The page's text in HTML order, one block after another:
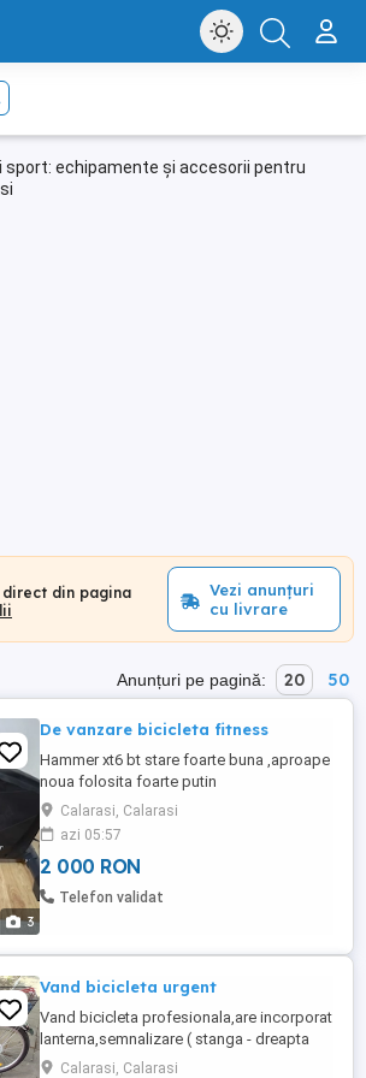
sport: echipamente și accesorii pentru
direct din pagina
Vezi anunțuri
cu livrare
Anunțuri pe pagină: 20 50
3
De vanzare bicicleta fitness
Hammer xt6 bt stare foarte buna ,aproape
noua folosita foarte putin
Calarasi, Calarasi
azi 05:57
2 000 RON
Telefon validat
Vand bicicleta urgent
Vand bicicleta profesionala,are incorporat
lanterna,semnalizare ( stanga - dreapta
),cu cos pliabil fata si cos spate ( foto
Calarasi, Calarasi